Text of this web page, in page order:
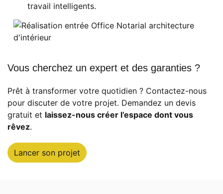
travail intelligents.
Vous cherchez un expert et des garanties ?
Prêt à transformer votre quotidien ? Contactez-nous
pour discuter de votre projet. Demandez un devis
gratuit et laissez-nous créer l’espace dont vous
rêvez.
Lancer son projet